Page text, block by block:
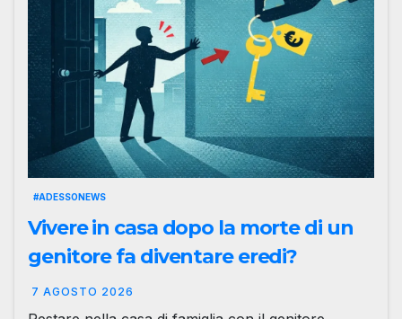
#ADESSONEWS
Vivere in casa dopo la morte di un
genitore fa diventare eredi?
7 AGOSTO 2026